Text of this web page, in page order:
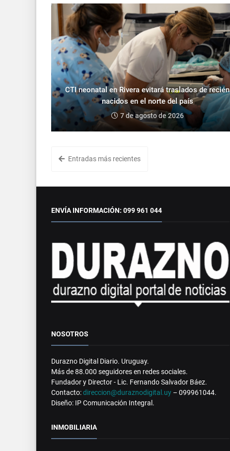
CTI neonatal en Rivera evitará traslados de recién
nacidos en el norte del país
7 de agosto de 2026
Entradas más recientes
ENVÍA INFORMACIÓN: 099 961 044
NOSOTROS
Durazno Digital Diario. Uruguay.
Más de 88.000 seguidores en redes sociales.
Fundador y Director - Lic. Fernando Salvador Báez.
Contacto:direccion@duraznodigital.uy – 099961044.
Diseño: IP Comunicación Integral.
INMOBILIARIA